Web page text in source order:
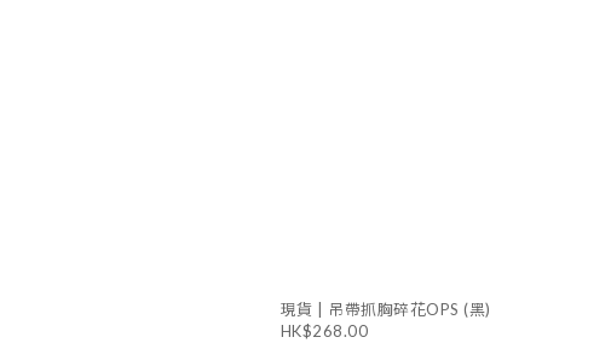
現貨 | 吊帶抓胸碎花OPS (黑)
HK$268.00